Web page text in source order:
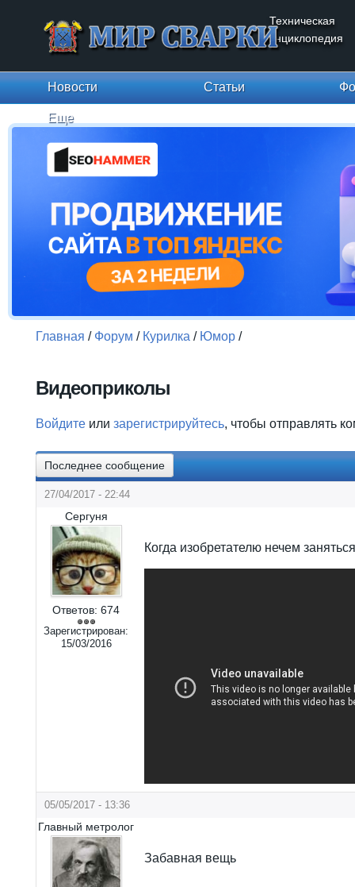
Техническая
энциклопедия
Новости Статьи
Еще
Главная / Форум / Курилка / Юмор /
Видеоприколы
Войдите или зарегистрируйтесь, чтобы отправлять
Последнее сообщение
27/04/2017 - 22:44
Сергуня
Ответов: 674
Зарегистрирован:
15/03/2016
Когда изобретателю нечем заняться
05/05/2017 - 13:36
Главный метролог
Забавная вещь